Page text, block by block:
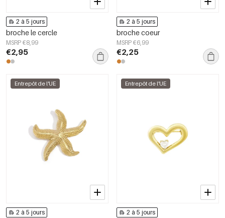
2 à 5 jours
broche le cercle
MSRP €8,99
€2,95
2 à 5 jours
broche coeur
MSRP €6,99
€2,25
Entrepôt de l'UE
2 à 5 jours
Entrepôt de l'UE
2 à 5 jours